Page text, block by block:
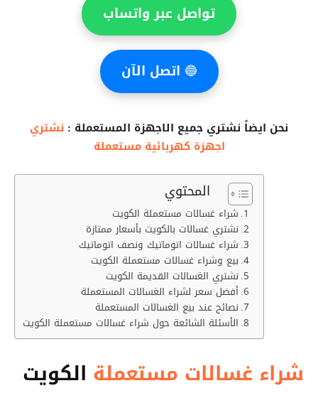
تواصل عبر واتساب
🔵 اتصل الآن
نحن ايضاً نشتري جميع الاجهزة المستعملة : نشتري
اجهزة كهربائية مستعملة
المحتوي
شراء غسالات مستعملة الكويت
نشتري غسالات بالكويت بأسعار ممتازة
شراء غسالات اتوماتيك ونصف اتوماتيك
بيع وشراء غسالات مستعملة الكويت
نشتري الغسالات القديمة الكويت
أفضل سعر لشراء الغسالات المستعملة
نصائح عند بيع الغسالات المستعملة
الأسئلة الشائعة حول شراء غسالات مستعملة الكويت
شراء غسالات مستعملة الكويت